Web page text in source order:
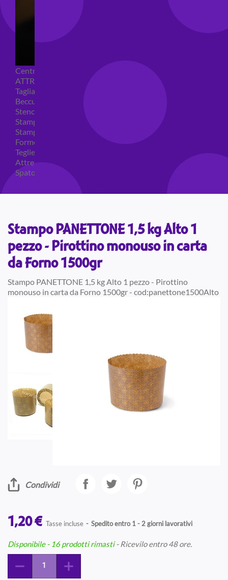
Centrini e Sacchetti Alimentari
ATTREZZI PER DOLCI
Tagliapasta
Beccucci e Sac à poche
Stencil per torte
Stampi ad espulsione
Stampi in silicone
Forme per cioccolato
Teglie per torte
Attrezzi cake design
Spatole ed accessori per decorare
Condividi
Stampo PANETTONE 1,5 kg Alto 1
pezzo - Pirottino monouso in carta
da Forno 1500gr
Stampo PANETTONE 1,5 kg Alto 1 pezzo - Pirottino
monouso in carta da Forno 1500gr - cod:panettone1500Alto
1,20 € Tasse incluse Spedito entro 1 - 2 giorni lavorativi
Disponibile - 16 prodotti rimasti - Ricevilo entro 48 ore.